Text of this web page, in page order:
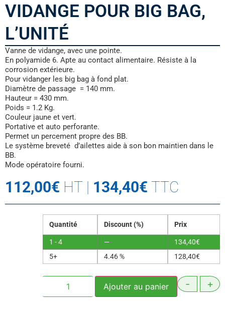
VIDANGE POUR BIG BAG,
L’UNITÉ
Vanne de vidange, avec une pointe.
En polyamide 6. Apte au contact alimentaire. Résiste à la
corrosion extérieure.
Pour vidanger les big bag à fond plat.
Diamètre de passage = 140 mm.
Hauteur = 430 mm.
Poids = 1.2 Kg.
Couleur jaune et vert.
Portative et auto perforante.
Permet un percement propre des BB.
Le système breveté d’ailettes aide à son bon maintien dans le
BB.
Mode opératoire fourni.
112,00€ HT | 134,40€ TTC
Quantité Discount (%) Prix
1 - 4 — 134,40€
5+
4.46 % 128,40€
- +
Ajouter au panier